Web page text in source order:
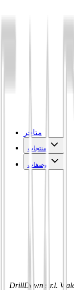
متاجر
منتجات
وصفات
DrillDown s.r.l.